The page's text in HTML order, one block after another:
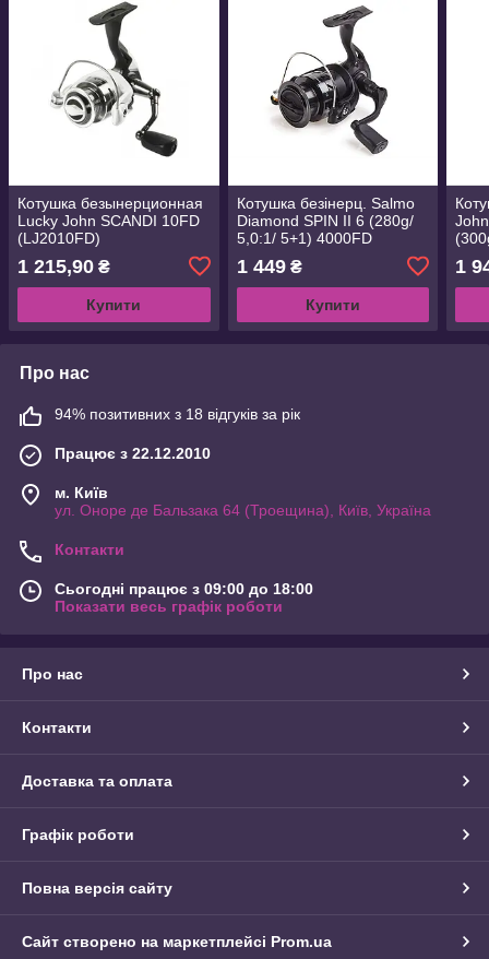
Котушка безынерционная
Lucky John SCANDI 10FD
(LJ2010FD)
1 215,90 ₴
Купити
Котушка безінерц. Salmo
Diamond SPIN II 6 (280g/
5,0:1/ 5+1) 4000FD
1 449₴
Купити
1
Про нас
94% позитивних з 18 відгуків за рік
Працює з 22.12.2010
м. Київ
ул. Оноре де Бальзака 64 (Троещина), Київ, Україна
Контакти
Сьогодні працює з 09:00 до 18:00
Показати весь графік роботи
Про нас
Контакти
Доставка та оплата
Графік роботи
Повна версія сайту
Сайт створено на маркетплейсі Prom.ua